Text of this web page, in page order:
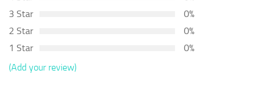
3 Star
0%
2 Star
0%
1 Star
0%
(Add your review)